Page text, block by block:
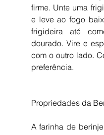
firme. Unte uma
e leve ao fogo
frigideira até
dourado. Vire e
com o outro lado.
preferência.
Propriedades da
A farinha de